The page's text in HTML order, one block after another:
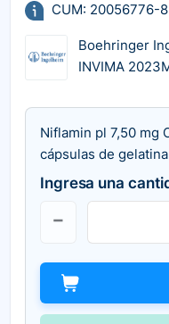
CUM: 20056776-8
Boehringer
INVIMA
Niflamin pl 7,50 mg
cápsulas de
Ingresa una